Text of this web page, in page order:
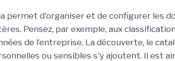
permet d'organiser et de configurer les
Pensez, par exemple, aux
de l’entreprise. La découverte, le
ou sensibles s'y ajoutent. Il est